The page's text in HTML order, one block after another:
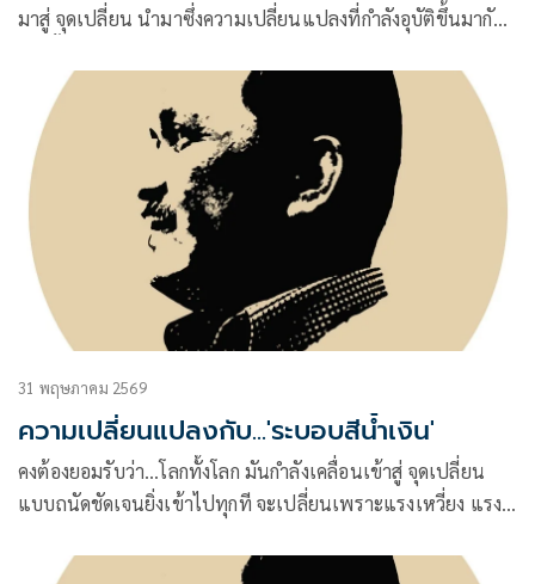
มาสู่ จุดเปลี่ยน นำมาซึ่งความเปลี่ยนแปลงที่กำลังอุบัติขึ้นมากับ
31 พฤษภาคม 2569
ความเปลี่ยนแปลงกับ...'ระบอบสีน้ำเงิน'
คงต้องยอมรับว่า…โลกทั้งโลก มันกำลังเคลื่อนเข้าสู่ จุดเปลี่ยน
แบบถนัดชัดเจนยิ่งเข้าไปทุกที จะเปลี่ยนเพราะแรงเหวี่ยง แรง